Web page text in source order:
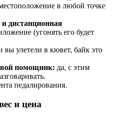
в любой точке
дистанционная
(угонять его будет
вы улетели в кювет, байк это
помощник: да, с этим
педалирования.
и цена